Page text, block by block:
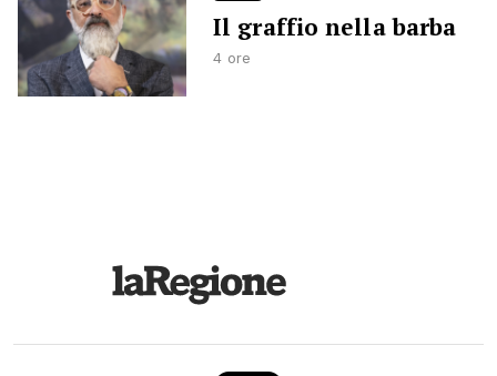
Il graffio nella barba
4 ore